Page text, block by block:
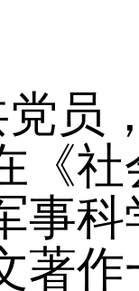
员
《
事
著